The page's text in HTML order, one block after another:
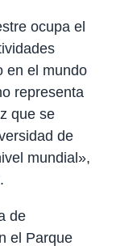
ocupa el
en el mundo
representa
que se
de
mundial»,
de
el Parque